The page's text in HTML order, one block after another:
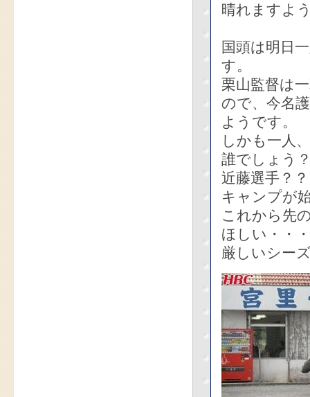
晴れますよ
国頭は明日
す。
栗山監督は
ので、今名
ようです。
しかも一人
誰でしょう
近藤選手？
キャンプが
これから先
ほしい・・
厳しいシー